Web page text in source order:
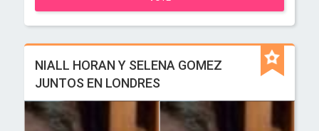
NIALL HORAN Y SELENA GOMEZ
JUNTOS EN LONDRES